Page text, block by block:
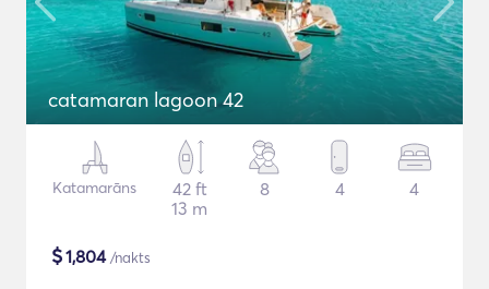
catamaran lagoon 42
Katamarāns
42 ft
13 m
8 4 4
$1,804/nakts